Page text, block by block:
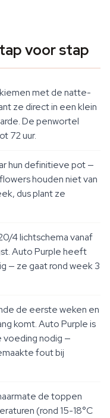
voor stap
met de natte-
ze direct in een klein
De penwortel
72 uur.
hun definitieve pot —
houden niet van
dus plant ze
4 lichtschema vanaf
Auto Purple heeft
— ze gaat rond week 3
de eerste weken en
komt. Auto Purple is
voeding nodig —
fout bij
de toppen
(rond 15-18°C